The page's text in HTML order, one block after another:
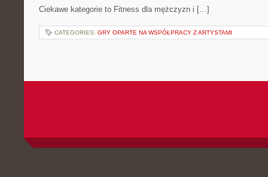
Ciekawe kategorie to Fitness dla mężczyzn i […]
CATEGORIES: GRY OPARTE NA WSPÓŁPRACY Z ARTYSTAMI